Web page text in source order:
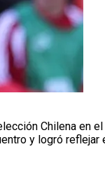
Chilena en
y logró reflejar